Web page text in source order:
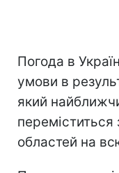
Погода в
умови в
який
переміститься
областей на